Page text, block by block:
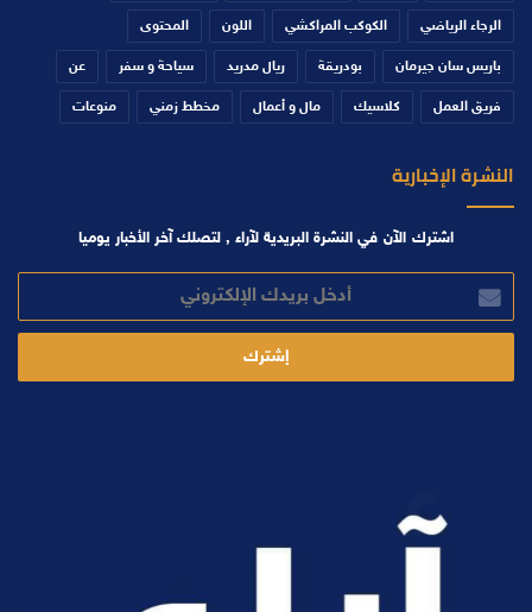
الرجاء الرياضي الكوكب المراكشي اللون المحتوى
باريس سان جيرمان بودريقة ريال مدريد سياحة و سفر عن
فريق العمل كلاسيك مال و أعمال مخطط زمني منوعات
النشرة الإخبارية
اشترك الآن في النشرة البريدية لآراء , لتصلك آخر الأخبار يوميا
بريدك
الإلكتروني